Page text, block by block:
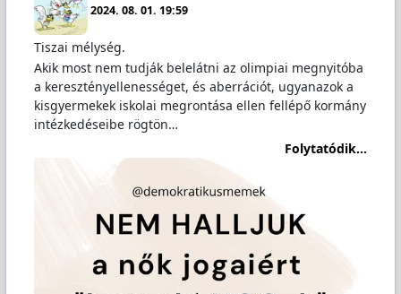
2024. 08. 01. 19:59
Tiszai mélység.
Akik most nem tudják belelátni az olimpiai megnyitóba
a keresztényellenességet, és aberrációt, ugyanazok a
kisgyermekek iskolai megrontása ellen fellépő kormány
intézkedéseibe rögtön…
Folytatódik...